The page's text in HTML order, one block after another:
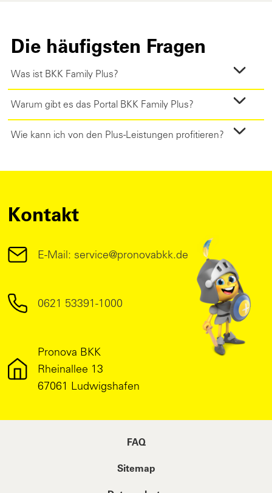
Die häufigsten Fragen
Was ist BKK Family Plus?
Warum gibt es das Portal BKK Family Plus?
Wie kann ich von den Plus-Leistungen profitieren?
Kontakt
E-Mail: service@pronovabkk.de
0621 53391-1000
Pronova BKK
Rheinallee 13
67061 Ludwigshafen
FAQ
Sitemap